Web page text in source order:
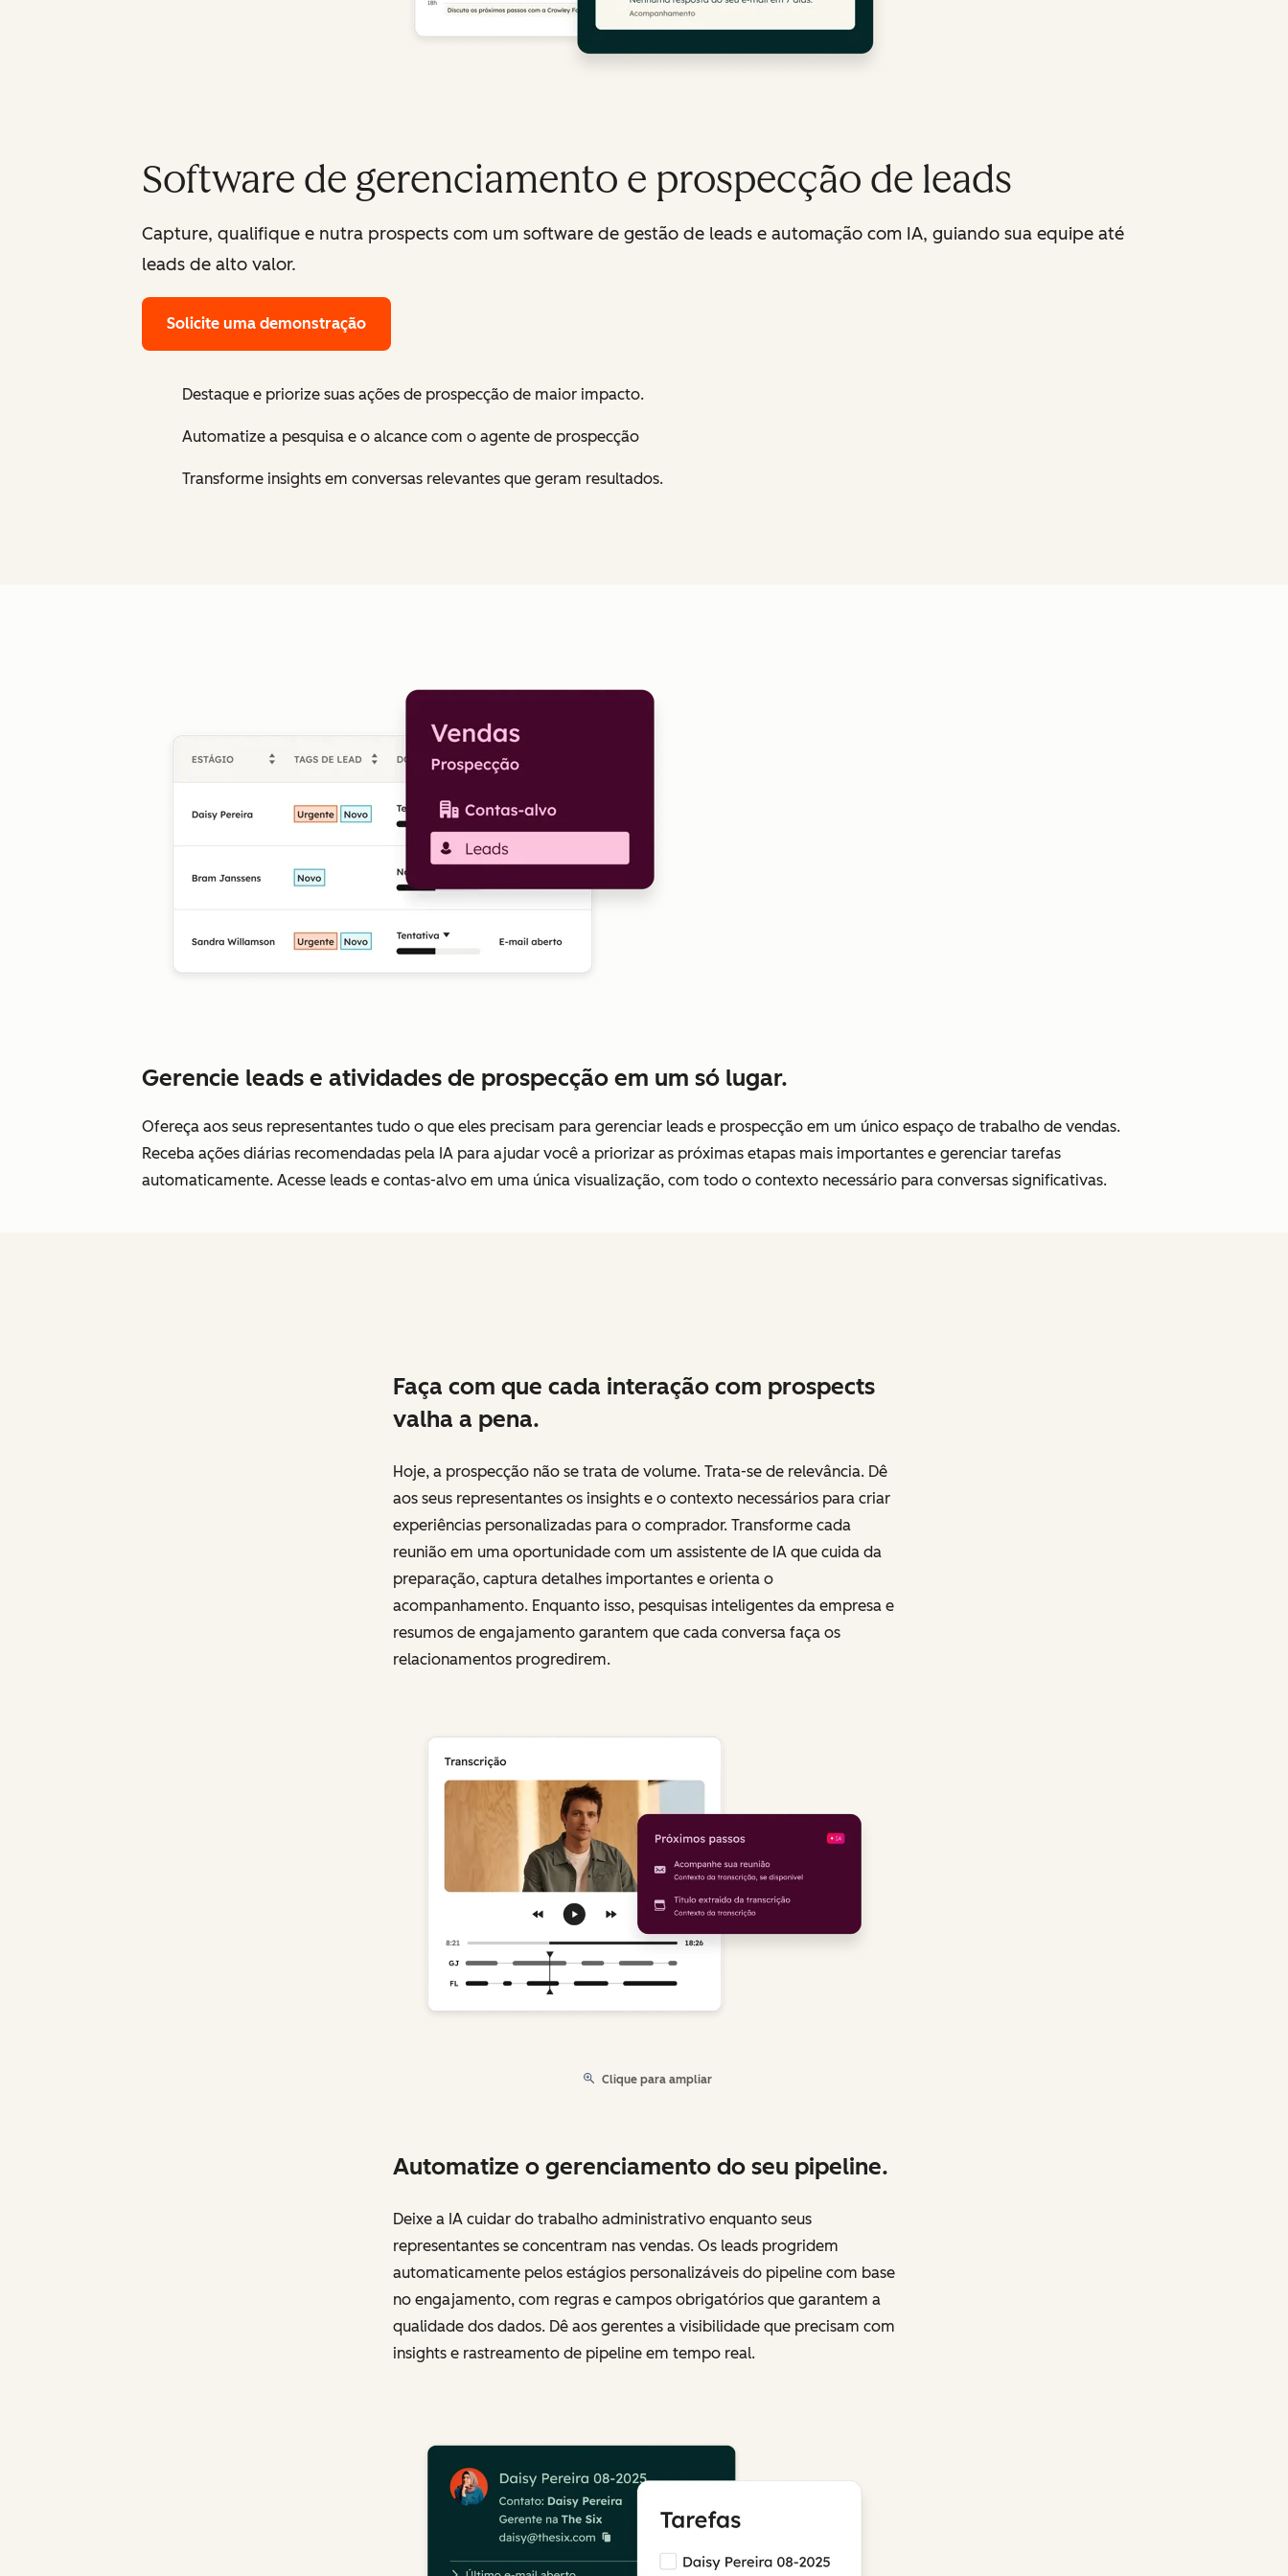
Software de gerenciamento e prospecção de leads
Capture, qualifique e nutra prospects com um software de gestão de leads e automação com IA, guiando sua equipe até
leads de alto valor.
Solicite uma demonstração
Destaque e priorize suas ações de prospecção de maior impacto.
Automatize a pesquisa e o alcance com o agente de prospecção
Transforme insights em conversas relevantes que geram resultados.
Gerencie leads e atividades de prospecção em um só lugar.
Ofereça aos seus representantes tudo o que eles precisam para gerenciar leads e prospecção em um único espaço de trabalho de vendas.
Receba ações diárias recomendadas pela IA para ajudar você a priorizar as próximas etapas mais importantes e gerenciar tarefas
automaticamente. Acesse leads e contas-alvo em uma única visualização, com todo o contexto necessário para conversas significativas.
Faça com que cada interação com prospects
valha a pena.
Hoje, a prospecção não se trata de volume. Trata-se de relevância. Dê
aos seus representantes os insights e o contexto necessários para criar
experiências personalizadas para o comprador. Transforme cada
reunião em uma oportunidade com um assistente de IA que cuida da
preparação, captura detalhes importantes e orienta o
acompanhamento. Enquanto isso, pesquisas inteligentes da empresa e
resumos de engajamento garantem que cada conversa faça os
relacionamentos progredirem.
Clique para ampliar
Automatize o gerenciamento do seu pipeline.
Deixe a IA cuidar do trabalho administrativo enquanto seus
representantes se concentram nas vendas. Os leads progridem
automaticamente pelos estágios personalizáveis do pipeline com base
no engajamento, com regras e campos obrigatórios que garantem a
qualidade dos dados. Dê aos gerentes a visibilidade que precisam com
insights e rastreamento de pipeline em tempo real.